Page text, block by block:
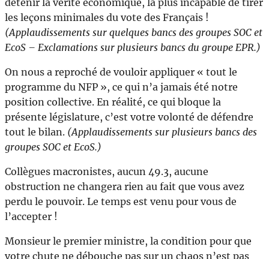
les leçons minimales du vote des Français !
(Applaudissements sur quelques bancs des groupes SOC et
EcoS – Exclamations sur plusieurs bancs du groupe EPR.)
On nous a reproché de vouloir appliquer « tout le
programme du NFP », ce qui n’a jamais été notre
position collective. En réalité, ce qui bloque la
présente législature, c’est votre volonté de défendre
tout le bilan. (Applaudissements sur plusieurs bancs des
groupes SOC et EcoS.)
Collègues macronistes, aucun 49.3, aucune
obstruction ne changera rien au fait que vous avez
perdu le pouvoir. Le temps est venu pour vous de
l’accepter !
Monsieur le premier ministre, la condition pour que
votre chute ne débouche pas sur un chaos n’est pas